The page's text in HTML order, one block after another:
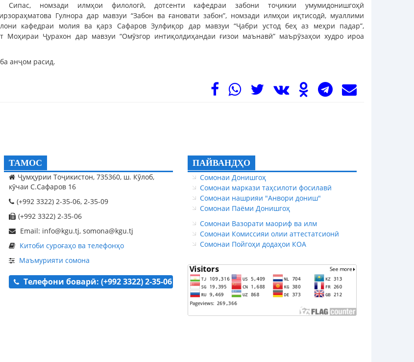
Сипас, номзади илмҳои филологӣ, дотсенти кафедраи забони тоҷикии умумидонишгоҳӣ
Гулнора дар мавзуи “Забон ва ғановати забон”, номзади илмҳои иқтисодӣ, муаллими
кафедраи молия ва қарз Сафаров Зулфиқор дар мавзуи “Ҷабри устод беҳ аз меҳри падар”,
Моҳираи Ҷурахон дар мавзуи “Омӯзгор интиқолдиҳандаи ғизои маънавӣ” маърӯзаҳои худро ироа
анҷом расид.
ТАМОС
Ҷумҳурии Тоҷикистон, 735360, ш. Кӯлоб,
кӯчаи С.Сафаров 16
(+992 3322) 2-35-06, 2-35-09
(+992 3322) 2-35-06
Email: info@kgu.tj, somona@kgu.tj
Китоби суроғаҳо ва телефонҳо
Маъмурияти сомона
Телефони боварӣ: (+992 3322) 2-35-06
ПАЙВАНДҲО
Сомонаи Донишгоҳ
Сомонаи маркази таҳсилоти фосилавӣ
Сомонаи нашрияи "Анвори дониш"
Сомонаи Паёми Донишгоҳ
Сомонаи Вазорати маориф ва илм
Сомонаи Комиссияи олии аттестатсионӣ
Сомонаи Пойгоҳи додаҳои КОА